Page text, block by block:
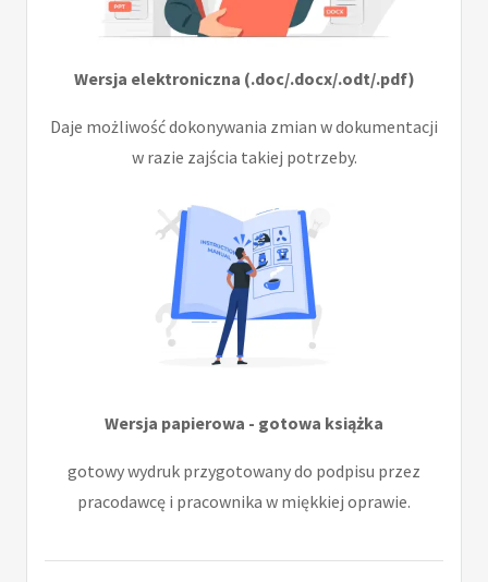
Wersja elektroniczna (.doc/.docx/.odt/.pdf)
Daje możliwość dokonywania zmian w dokumentacji
w razie zajścia takiej potrzeby.
Wersja papierowa - gotowa książka
gotowy wydruk przygotowany do podpisu przez
pracodawcę i pracownika w miękkiej oprawie.